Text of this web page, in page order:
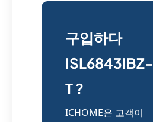
구입하다
ISL6843IBZ-
T ?
ICHOME은 고객이